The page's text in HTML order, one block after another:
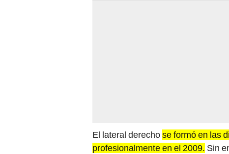
El lateral derechose formó en las
profesionalmente en el 2009. Sin